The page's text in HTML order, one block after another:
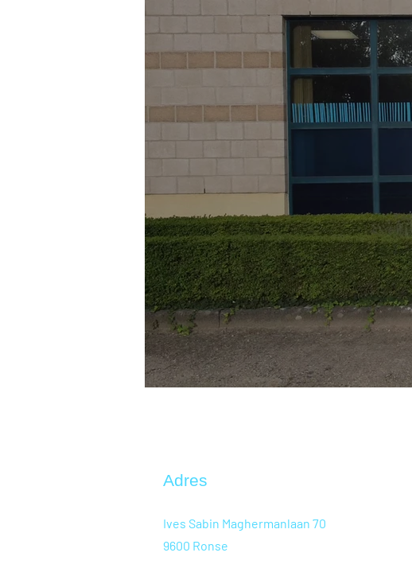
Adres
Ives Sabin Maghermanlaan 70
9600 Ronse